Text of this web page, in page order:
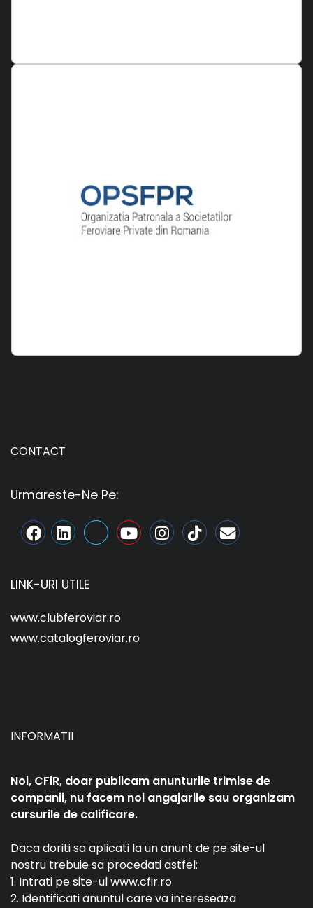
CONTACT
Urmareste-Ne Pe:
LINK-URI UTILE
www.clubferoviar.ro
www.catalogferoviar.ro
INFORMATII
Noi, CFiR, doar publicam anunturile trimise de
companii, nu facem noi angajarile sau organizam
cursurile de calificare.
Daca doriti sa aplicati la un anunt de pe site-ul
nostru trebuie sa procedati astfel:
1. Intrati pe site-ul www.cfir.ro
2. Identificati anuntul care va intereseaza